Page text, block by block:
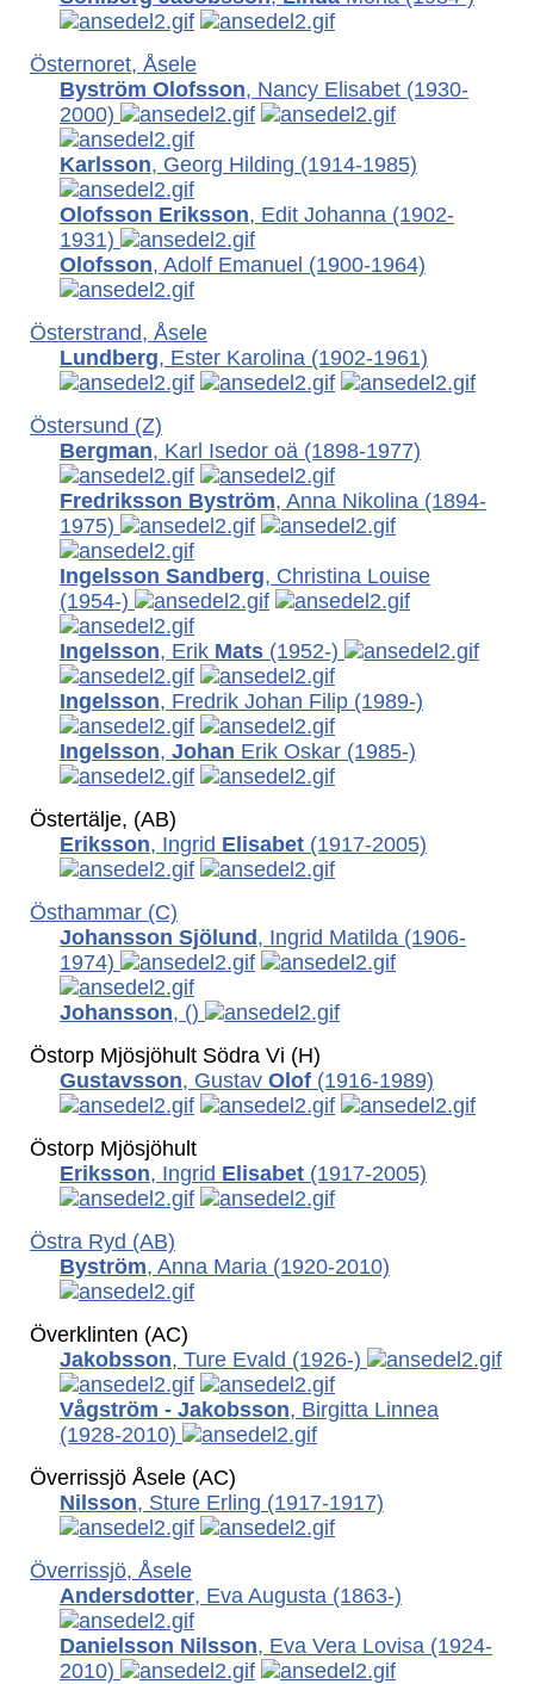
Östernoret, Åsele
Byström Olofsson, Nancy Elisabet (1930-
2000)
Karlsson, Georg Hilding (1914-1985)
Olofsson Eriksson, Edit Johanna (1902-
1931)
Olofsson, Adolf Emanuel (1900-1964)
Österstrand, Åsele
Lundberg, Ester Karolina (1902-1961)
Östersund (Z)
Bergman, Karl Isedor oä (1898-1977)
Fredriksson Byström, Anna Nikolina (1894-
1975)
Ingelsson Sandberg, Christina Louise
(1954-)
Ingelsson, Erik Mats (1952-)
Ingelsson, Fredrik Johan Filip (1989-)
Ingelsson, Johan Erik Oskar (1985-)
Östertälje, (AB)
Eriksson, Ingrid Elisabet (1917-2005)
Östhammar (C)
Johansson Sjölund, Ingrid Matilda (1906-
1974)
Johansson, ()
Östorp Mjösjöhult Södra Vi (H)
Gustavsson, Gustav Olof (1916-1989)
Östorp Mjösjöhult
Eriksson, Ingrid Elisabet (1917-2005)
Östra Ryd (AB)
Byström, Anna Maria (1920-2010)
Överklinten (AC)
Jakobsson, Ture Evald (1926-)
Vågström - Jakobsson, Birgitta Linnea
(1928-2010)
Överrissjö Åsele (AC)
Nilsson, Sture Erling (1917-1917)
Överrissjö, Åsele
Andersdotter, Eva Augusta (1863-)
Danielsson Nilsson, Eva Vera Lovisa (1924-
2010)